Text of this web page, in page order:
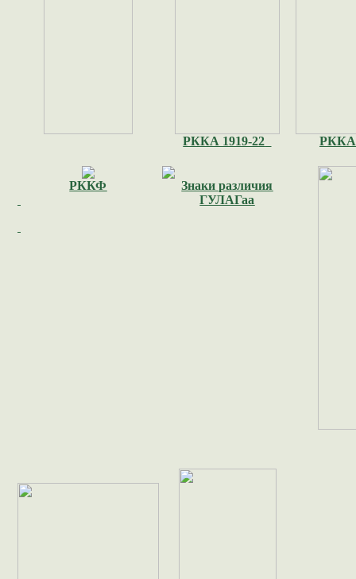
РККА 1919-22 РККА
РККФ
Знаки различия
ГУЛАГаа